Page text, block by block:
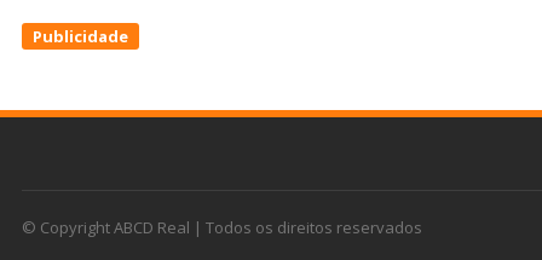
Publicidade
© Copyright ABCD Real | Todos os direitos reservados